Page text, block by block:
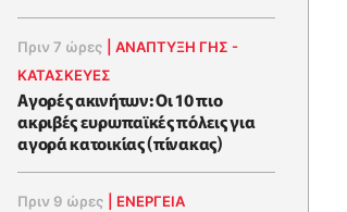
Πριν 7 ώρες |ΑΝΑΠΤΥΞΗ ΓΗΣ -
ΚΑΤΑΣΚΕΥΕΣ
Αγορές ακινήτων: Οι 10 πιο
ακριβές ευρωπαϊκές πόλεις για
αγορά κατοικίας (πίνακας)
Πριν 9 ώρες ΕΝΈΡΓΕΙΑ